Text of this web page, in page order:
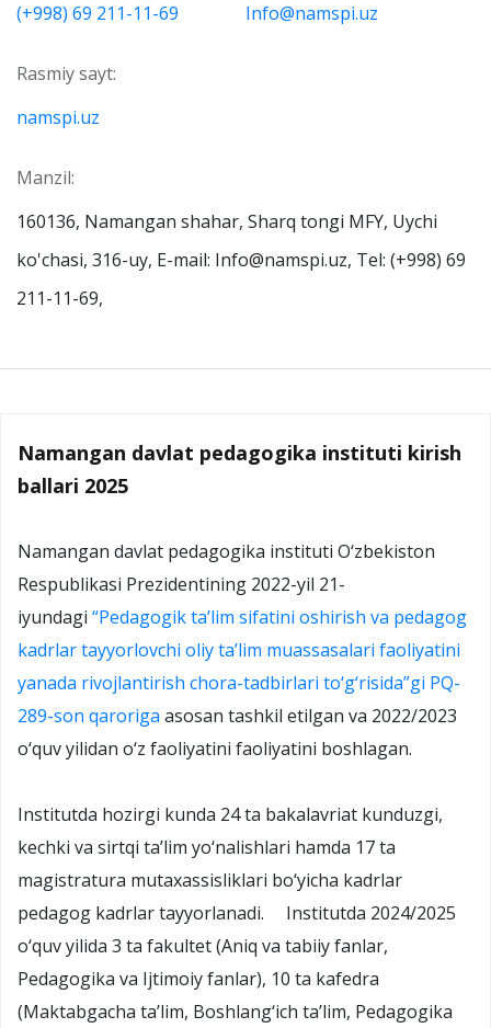
(+998) 69 211-11-69
Info@namspi.uz
Rasmiy sayt:
namspi.uz
Manzil:
160136, Namangan shahar, Sharq tongi MFY, Uychi
ko'chasi, 316-uy, E-mail: Info@namspi.uz, Tel: (+998) 69
211-11-69,
Namangan davlat pedagogika instituti kirish
ballari 2025
Namangan davlat pedagogika instituti O‘zbekiston
Respublikasi Prezidentining 2022-yil 21-
iyundagi “Pedagogik ta’lim sifatini oshirish va pedagog
kadrlar tayyorlovchi oliy ta’lim muassasalari faoliyatini
yanada rivojlantirish chora-tadbirlari to‘g‘risida”gi PQ-
289-son qaroriga asosan tashkil etilgan va 2022/2023
o‘quv yilidan o‘z faoliyatini faoliyatini boshlagan.
Institutda hozirgi kunda 24 ta bakalavriat kunduzgi,
kechki va sirtqi ta’lim yo‘nalishlari hamda 17 ta
magistratura mutaxassisliklari bo‘yicha kadrlar
pedagog kadrlar tayyorlanadi. Institutda 2024/2025
o‘quv yilida 3 ta fakultet (Aniq va tabiiy fanlar,
Pedagogika va Ijtimoiy fanlar), 10 ta kafedra
(Maktabgacha ta’lim, Boshlang‘ich ta’lim, Pedagogika